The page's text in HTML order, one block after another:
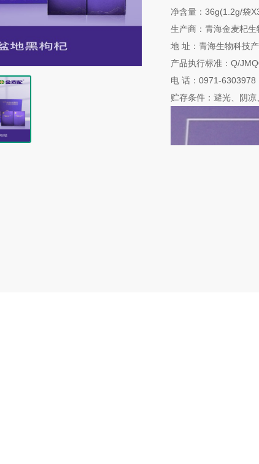
净含量：36g(1.2g/袋
生产商：青海金麦杞生
地 址：青海生物科技
产品执行标准：Q/
电 话：0971-6303978
贮存条件：避光、阴凉